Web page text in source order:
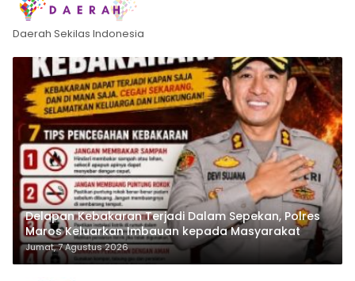
Daerah Sekilas Indonesia
Delapan Kebakaran Terjadi Dalam Sepekan, Polres
Maros Keluarkan Imbauan kepada Masyarakat
Jumat, 7 Agustus 2026